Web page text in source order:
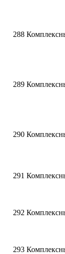
288
289
290
291
292
293